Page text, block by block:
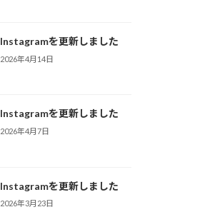
Instagramを更新しました
2026年4月14日
Instagramを更新しました
2026年4月7日
Instagramを更新しました
2026年3月23日